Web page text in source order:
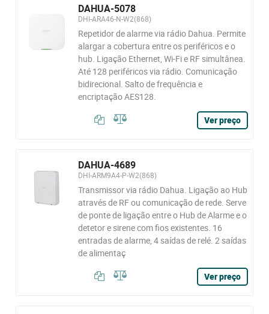
DAHUA-5078
DHI-ARA46-N-W2(868)
Repetidor de alarme via rádio Dahua. Permite
alargar a cobertura entre os periféricos e o
hub. Ligação Ethernet, Wi-Fi e RF simultânea.
Até 128 periféricos via rádio. Comunicação
bidirecional. Salto de frequência e
encriptação AES128.
Ver preço
DAHUA-4689
DHI-ARM9A4-P-W2(868)
Transmissor via rádio Dahua. Ligação ao Hub
através de RF ou comunicação de rede. Serve
de ponte de ligação entre o Hub de Alarme e o
detetor e sirene com fios existentes. 16
entradas de alarme, 4 saídas de relé. 2 saídas
de alimentaç
Ver preço